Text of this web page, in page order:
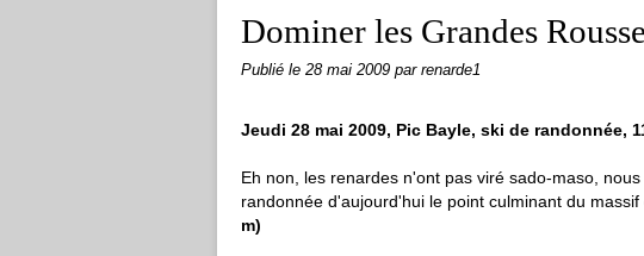
Dominer les Grandes
Publié le 28 mai 2009 par renarde1
Jeudi 28 mai 2009, Pic Bayle, ski de randonnée,
Eh non, les renardes n'ont pas viré sado-maso,
randonnée d'aujourd'hui le point culminant du massif
m)